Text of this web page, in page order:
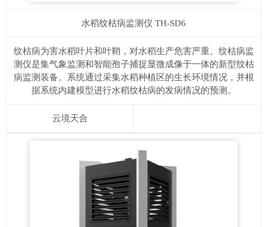
水稻纹枯病监测仪 TH-SD6
​纹枯病为害水稻叶片和叶鞘，对水稻生产危害严重。纹枯病监
测仪是集气象监测和智能孢子捕捉显微成像于一体的新型纹枯
病监测装备。系统通过采集水稻种植区的生长环境情况，并根
据系统内建模型进行水稻纹枯病的发病情况的预测。
云境天合